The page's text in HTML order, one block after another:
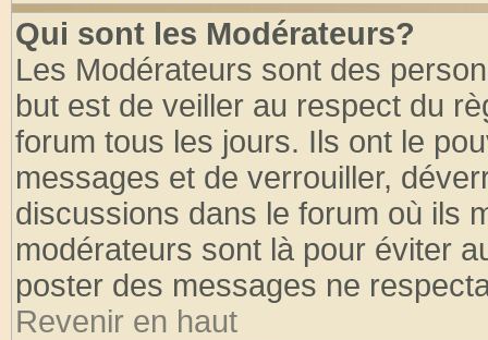
Qui sont les Modérateurs?
Les Modérateurs sont des
but est de veiller au respect du
forum tous les jours. Ils ont le
messages et de verrouiller,
discussions dans le forum où ils
modérateurs sont là pour éviter
poster des messages ne
Revenir en haut